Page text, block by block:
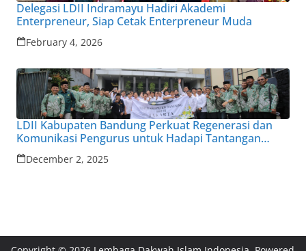
Delegasi LDII Indramayu Hadiri Akademi
Enterpreneur, Siap Cetak Enterpreneur Muda
February 4, 2026
LDII Kabupaten Bandung Perkuat Regenerasi dan
Komunikasi Pengurus untuk Hadapi Tantangan
Zaman
December 2, 2025